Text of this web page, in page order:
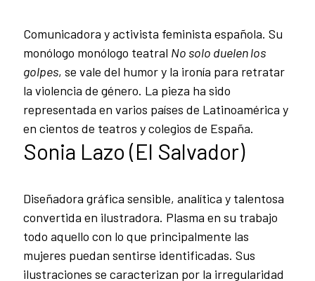
Comunicadora y activista feminista española. Su
monólogo monólogo teatral No solo duelen los
golpes, se vale del humor y la ironía para retratar
la violencia de género. La pieza ha sido
representada en varios países de Latinoamérica y
en cientos de teatros y colegios de España.
Sonia Lazo (El Salvador)
Diseñadora gráfica sensible, analítica y talentosa
convertida en ilustradora. Plasma en su trabajo
todo aquello con lo que principalmente las
mujeres puedan sentirse identificadas. Sus
ilustraciones se caracterizan por la irregularidad